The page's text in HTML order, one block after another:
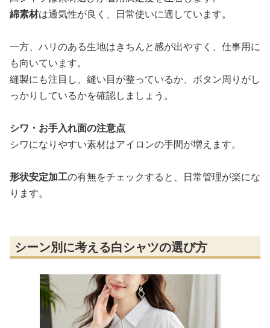
綿素材は通気性が良く、日常使いに適しています。
一方、ハリのある生地はきちんと感が出やすく、仕事用に
も向いています。
縫製にも注目し、縫い目が整っているか、ボタン周りがし
っかりしているかを確認しましょう。
シワ・お手入れ面の注意点
シワになりやすい素材はアイロンの手間が増えます。
形状安定加工の有無をチェックすると、日常管理が楽にな
ります。
シーン別に考える白シャツの選び方